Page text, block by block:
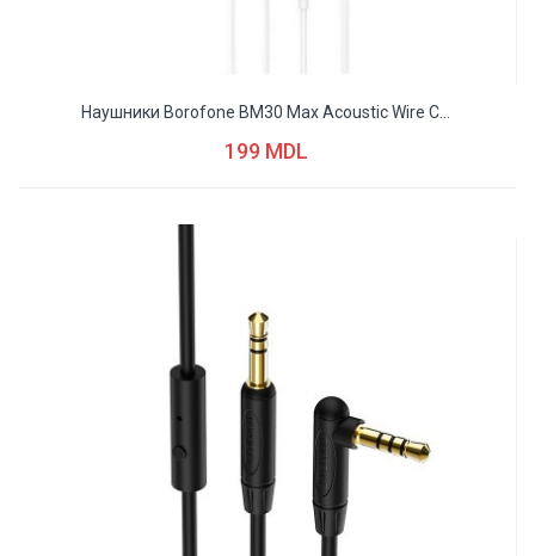
Наушники Borofone BM30 Max Acoustic Wire C...
199 MDL